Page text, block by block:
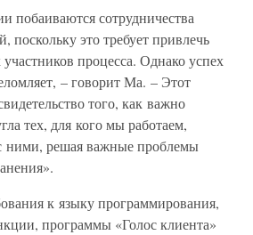
побаиваются сотрудничества
поскольку это требует привлечь
процесса. Однако успех
– говорит Ма. – Этот
того, как важно
тех, для кого мы работаем,
ними, решая важные проблемы
к языку программирования,
программы «Голос клиента»